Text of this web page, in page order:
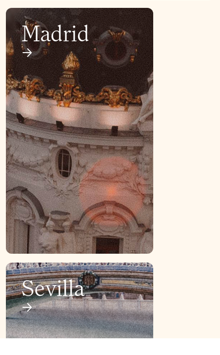
Madrid
Sevilla